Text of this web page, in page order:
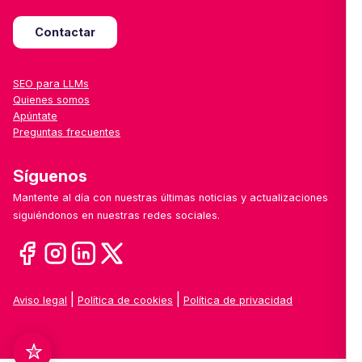
Contactar
SEO para LLMs
Quienes somos
Apúntate
Preguntas frecuentes
Síguenos
Mantente al día con nuestras últimas noticias y actualizaciones
siguiéndonos en nuestras redes sociales.
Aviso legal Política de cookies Política de privacidad